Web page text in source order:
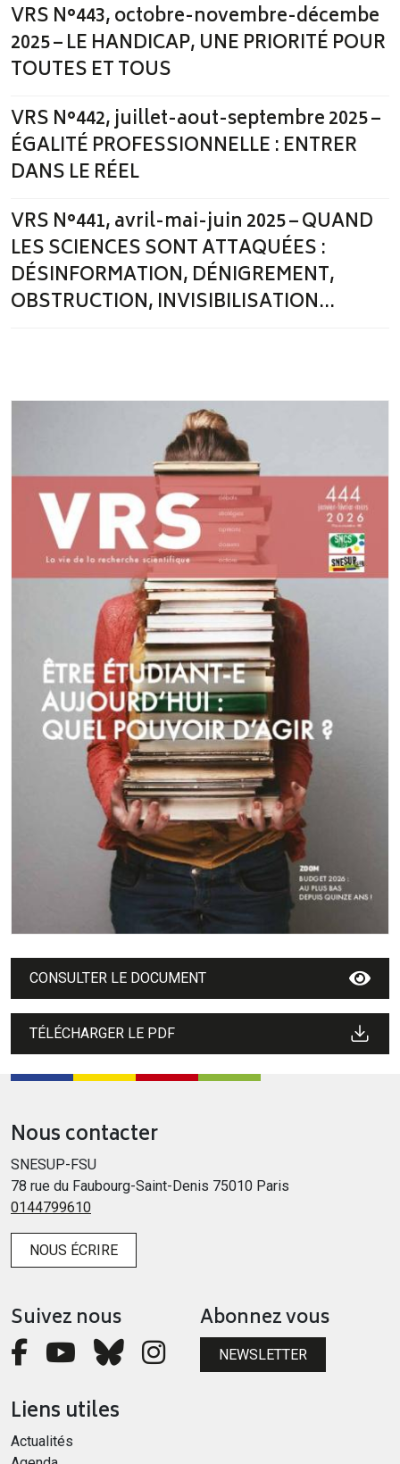
VRS N°443, octobre-novembre-décembe
2025 – LE HANDICAP, UNE PRIORITÉ POUR
TOUTES ET TOUS
VRS N°442, juillet-aout-septembre 2025 –
ÉGALITÉ PROFESSIONNELLE : ENTRER
DANS LE RÉEL
VRS N°441, avril-mai-juin 2025 – QUAND
LES SCIENCES SONT ATTAQUÉES :
DÉSINFORMATION, DÉNIGREMENT,
OBSTRUCTION, INVISIBILISATION...
CONSULTER LE DOCUMENT
TÉLÉCHARGER LE PDF
Nous contacter
SNESUP-FSU
78 rue du Faubourg-Saint-Denis 75010 Paris
0144799610
NOUS ÉCRIRE
Suivez nous Abonnez vous
NEWSLETTER
Liens utiles
Actualités